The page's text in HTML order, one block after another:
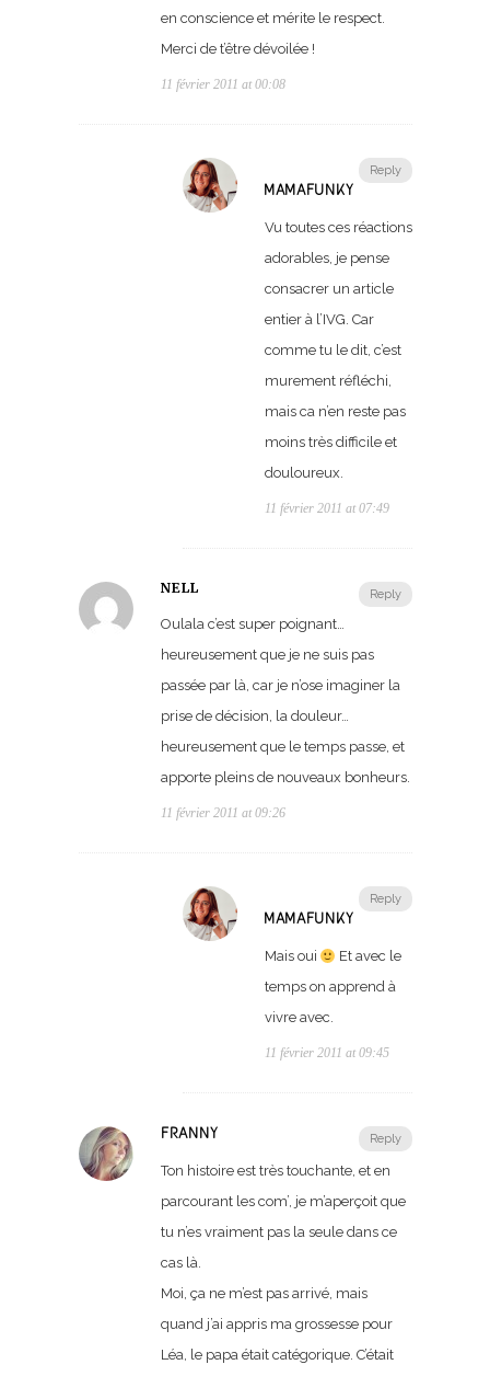
en conscience et mérite le respect.
Merci de t’être dévoilée !
11 février 2011 at 00:08
Reply
MAMAFUNKY
Vu toutes ces réactions
adorables, je pense
consacrer un article
entier à l’IVG. Car
comme tu le dit, c’est
murement réfléchi,
mais ca n’en reste pas
moins très difficile et
douloureux.
11 février 2011 at 07:49
Reply
NELL
Oulala c’est super poignant…
heureusement que je ne suis pas
passée par là, car je n’ose imaginer la
prise de décision, la douleur…
heureusement que le temps passe, et
apporte pleins de nouveaux bonheurs.
11 février 2011 at 09:26
Reply
MAMAFUNKY
Mais oui
Et avec le
temps on apprend à
vivre avec.
11 février 2011 at 09:45
Reply
FRANNY
Ton histoire est très touchante, et en
parcourant les com’, je m’aperçoit que
tu n’es vraiment pas la seule dans ce
cas là.
Moi, ça ne m’est pas arrivé, mais
quand j’ai appris ma grossesse pour
Léa, le papa était catégorique. C’était